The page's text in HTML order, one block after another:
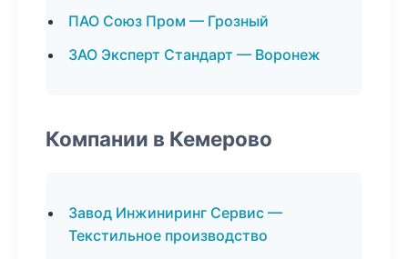
ПАО Союз Пром — Грозный
ЗАО Эксперт Стандарт — Воронеж
Компании в Кемерово
Завод Инжиниринг Сервис —
Текстильное производство